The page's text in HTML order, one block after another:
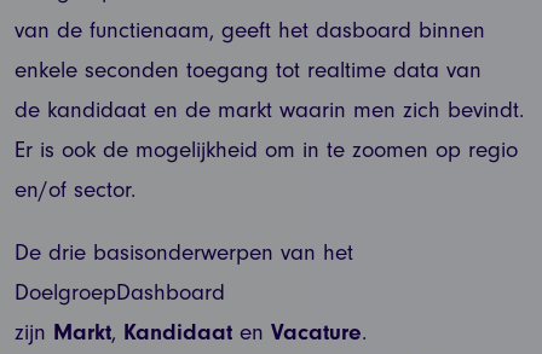
van de functienaam, geeft het dasboard binnen
enkele seconden toegang tot realtime data van
de kandidaat en de markt waarin men zich bevindt.
Er is ook de mogelijkheid om in te zoomen op regio
en/of sector.
De drie basisonderwerpen van het
DoelgroepDashboard
zijn Markt, Kandidaat en Vacature.